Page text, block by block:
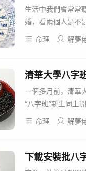
生活中我們會常常
婚，看兩個人是不
命理
解夢
清華大學八字
一個多月前，清華
“八字班”新生同上
命理
解夢
下載安裝批八